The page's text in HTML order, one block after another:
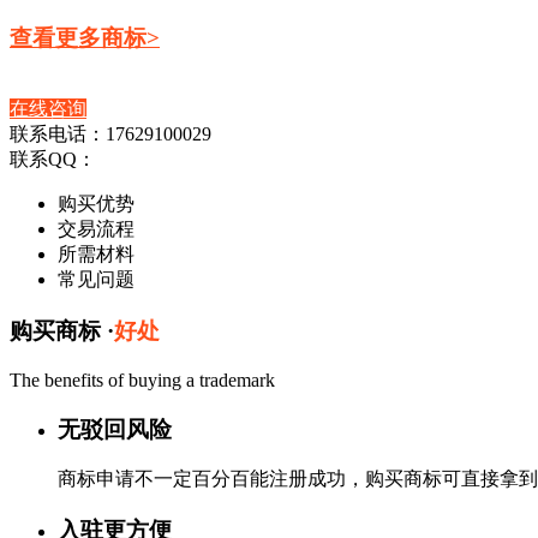
查看更多商标>
在线咨询
联系电话：17629100029
联系QQ：
购买优势
交易流程
所需材料
常见问题
购买商标 ·好处
The benefits of buying a trademark
无驳回风险
商标申请不一定百分百能注册成功，购买商标可直接拿
入驻更方便